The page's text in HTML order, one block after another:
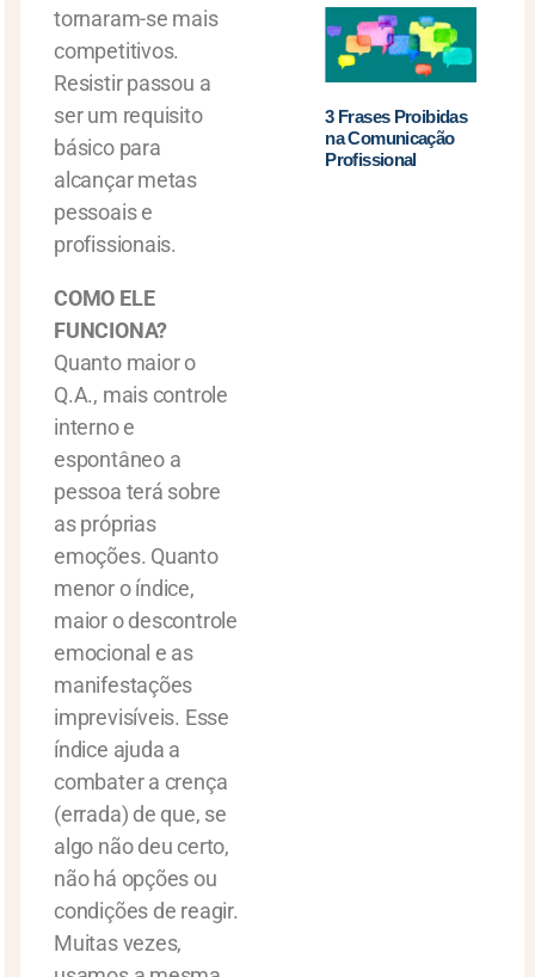
tornaram-se mais
competitivos.
Resistir passou a
ser um requisito
básico para
alcançar metas
pessoais e
profissionais.
COMO ELE
FUNCIONA?
Quanto maior o
Q.A., mais controle
interno e
espontâneo a
pessoa terá sobre
as próprias
emoções. Quanto
menor o índice,
maior o descontrole
emocional e as
manifestações
imprevisíveis. Esse
índice ajuda a
combater a crença
(errada) de que, se
algo não deu certo,
não há opções ou
condições de reagir.
Muitas vezes,
3 Frases Proibidas
na Comunicação
Profissional